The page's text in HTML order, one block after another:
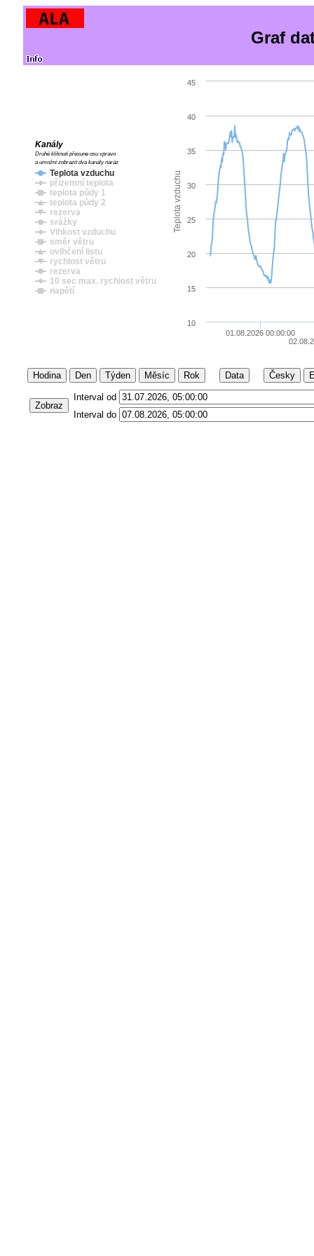
Graf
Teplota vzduchu
Teplota vzduchu
přízemní teplota
teplota půdy 1
teplota půdy 2
rezerva
srážky
Vlhkost vzduchu
směr větru
ovlhčení listu
rychlost větru
rezerva
10 sec max. rychlost větru
napětí
Kanály
Druhé kliknutí přesune osu vpravo
a umožní zobrazit dva kanály naráz
01.08.2026 00:00:00
10
15
20
25
30
35
40
45
Hodina Den Týden Měsíc Rok Data Česky
Zobraz
Interval od
Interval do